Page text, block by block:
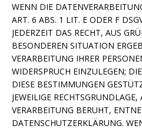
WENN DIE
ART. 6 ABS. 1 LIT. E ODER F
JEDERZEIT DAS RECHT, AUS
BESONDEREN SITUATION
VERARBEITUNG IHRER
WIDERSPRUCH EINZULEGEN;
DIESE BESTIMMUNGEN
JEWEILIGE
VERARBEITUNG BERUHT,
DATENSCHUTZERKLÄRUNG.